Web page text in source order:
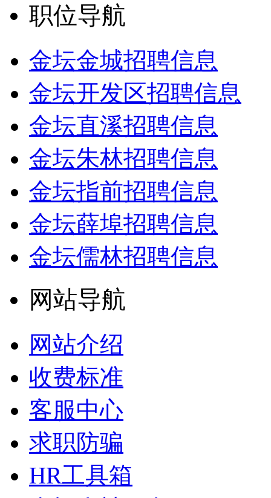
职位导航
金坛金城招聘信息
金坛开发区招聘信息
金坛直溪招聘信息
金坛朱林招聘信息
金坛指前招聘信息
金坛薛埠招聘信息
金坛儒林招聘信息
网站导航
网站介绍
收费标准
客服中心
求职防骗
HR工具箱